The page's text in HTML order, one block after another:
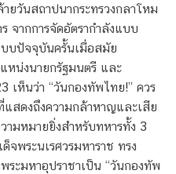
ยวันสถาปนากระทรวงกลาโหม
จากการจัดอัตรากำลังแบบ
บบปัจจุบันครั้นเมื่อสมัย
หน่งนายกรัฐมนตรี และ
เห็นว่า “วันกองทัพไทย!” ควร
สดงถึงความกล้าหาญและเสีย
มหมายยิ่งสำหรับทหารทั้ง 3
จพระนเรศวรมหาราช ทรง
ระมหาอุปราชาเป็น “วันกองทัพ